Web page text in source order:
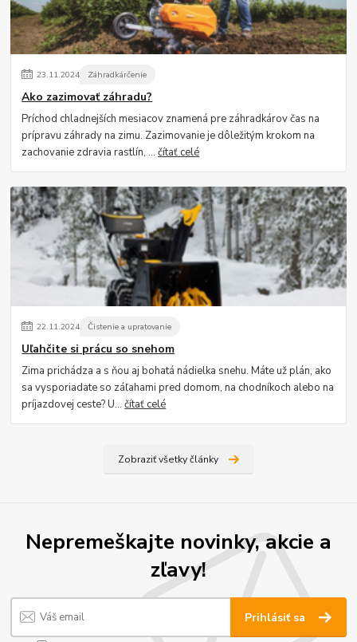
23.11.2024 Záhradkárčenie
Ako zazimovať záhradu?
Príchod chladnejších mesiacov znamená pre záhradkárov čas na
prípravu záhrady na zimu. Zazimovanie je dôležitým krokom na
zachovanie zdravia rastlín, ...čítať celé
22.11.2024 Čistenie a upratovanie
Uľahčite si prácu so snehom
Zima prichádza a s ňou aj bohatá nádielka snehu. Máte už plán, ako
sa vysporiadate so záľahami pred domom, na chodníkoch alebo na
príjazdovej ceste? U...čítať celé
Zobraziť všetky články
Nepremeškajte novinky, akcie a
zľavy!
Prihlásiť sa